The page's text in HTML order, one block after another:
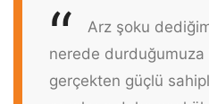
Arz şoku
nerede
gerçekten güçlü